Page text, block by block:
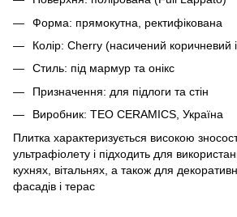
Форма: прямокутна, ректифікована
Колір: Cherry (насичений коричневий
Стиль: під мармур та онікс
Призначення: для підлоги та стін
Виробник: TEO CERAMICS, Україна
Плитка характеризується високою
ультрафіолету і підходить для
кухнях, вітальнях, а також для
фасадів і терас